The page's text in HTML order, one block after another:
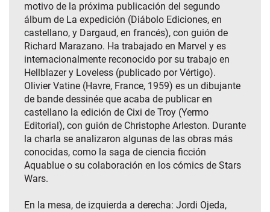
motivo de la próxima publicación del segundo
álbum de La expedición (Diábolo Ediciones, en
castellano, y Dargaud, en francés), con guión de
Richard Marazano. Ha trabajado en Marvel y es
internacionalmente reconocido por su trabajo en
Hellblazer y Loveless (publicado por Vértigo).
Olivier Vatine (Havre, France, 1959) es un dibujante
de bande dessinée que acaba de publicar en
castellano la edición de Cixi de Troy (Yermo
Editorial), con guión de Christophe Arleston. Durante
la charla se analizaron algunas de las obras más
conocidas, como la saga de ciencia ficción
Aquablue o su colaboración en los cómics de Stars
Wars.
En la mesa, de izquierda a derecha: Jordi Ojeda,